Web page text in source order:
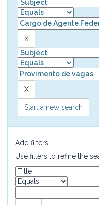
Start a new search
Add filters:
Use filters to refine the